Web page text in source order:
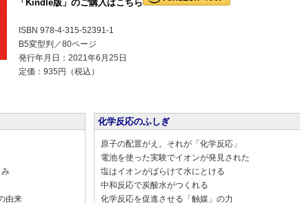
「Kindle版」のご購入はこちら
ISBN 978-4-315-52391-1
B5変型判／80ページ
発行年月日：2021年6月25日
定価：935円（税込）
由来
化学反応のふしぎ
原子の配置がえ。それが「化学反応」
電池を使った実験でイオンが発見された
塩はイオンがばらけて水にとける
中和反応で炭酸水がつくれる
化学反応を促進させる「触媒」の力